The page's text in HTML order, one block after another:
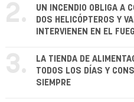
2.
UN INCENDIO OBLIGA A
DOS HELICÓPTEROS Y
INTERVIENEN EN EL
3.
LA TIENDA DE
TODOS LOS DÍAS Y
SIEMPRE